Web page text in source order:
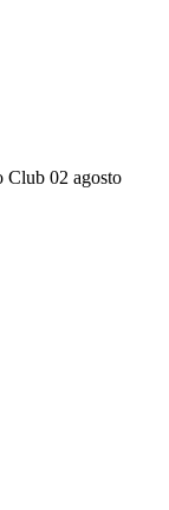
Club 02 agosto